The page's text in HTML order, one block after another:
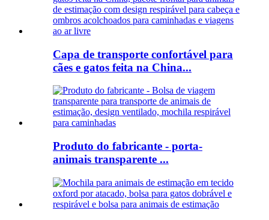
Capa de transporte confortável para
cães e gatos feita na China...
Produto do fabricante - porta-
animais transparente ...